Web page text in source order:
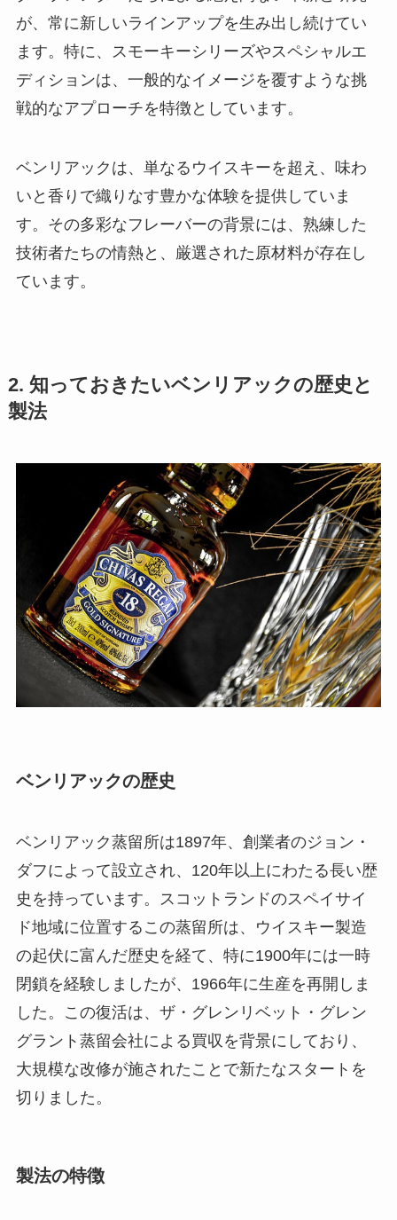
が、常に新しいラインアップを生み出し続けてい
ます。特に、スモーキーシリーズやスペシャルエ
ディションは、一般的なイメージを覆すような挑
戦的なアプローチを特徴としています。
ベンリアックは、単なるウイスキーを超え、味わ
いと香りで織りなす豊かな体験を提供していま
す。その多彩なフレーバーの背景には、熟練した
技術者たちの情熱と、厳選された原材料が存在し
ています。
2. 知っておきたいベンリアックの歴史と
製法
ベンリアックの歴史
ベンリアック蒸留所は1897年、創業者のジョン・
ダフによって設立され、120年以上にわたる長い歴
史を持っています。スコットランドのスペイサイ
ド地域に位置するこの蒸留所は、ウイスキー製造
の起伏に富んだ歴史を経て、特に1900年には一時
閉鎖を経験しましたが、1966年に生産を再開しま
した。この復活は、ザ・グレンリベット・グレン
グラント蒸留会社による買収を背景にしており、
大規模な改修が施されたことで新たなスタートを
切りました。
製法の特徴